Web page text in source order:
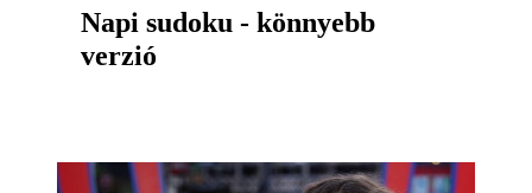
Napi sudoku - könnyebb
verzió